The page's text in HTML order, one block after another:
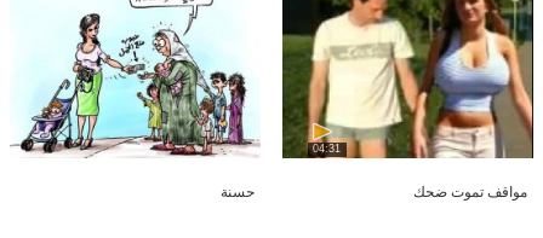
04:31
مواقف تموت ضحك حسنة